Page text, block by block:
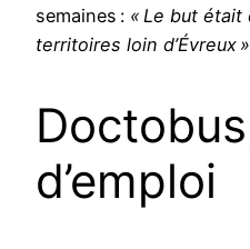
semaines : « Le but était
territoires loin d’Évreux
d’emploi